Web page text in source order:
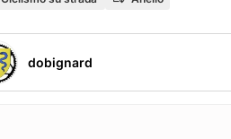
dobignard